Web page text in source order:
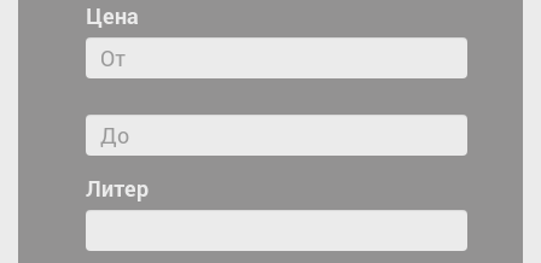
Цена
Литер